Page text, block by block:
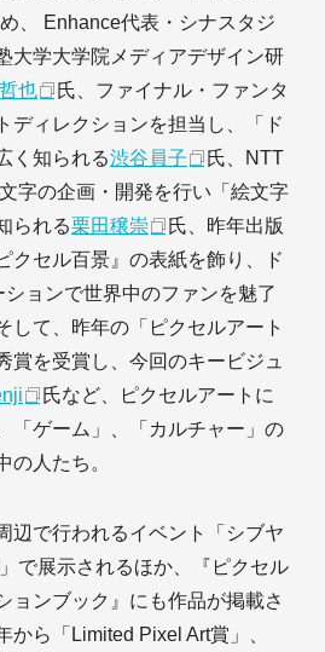
、 Enhance代表・シナスタジ
大学大学院メディアデザイン研
也
氏、ファイナル・ファンタ
ディレクションを担当し、「ド
く知られる渋谷員子
氏、NTT
字の企画・開発を行い「絵文字
られる栗田穣崇
氏、昨年出版
クセル百景』の表紙を飾り、ド
ョンで世界中のファンを魅了
して、昨年の「ピクセルアート
賞を受賞し、今回のキービジュ
氏など、ピクセルアートに
「ゲーム」、「カルチャー」の
の人たち。
辺で行われるイベント「シブヤ
で展示されるほか、『ピクセル
ョンブック』にも作品が掲載さ
から「Limited Pixel Art賞」、